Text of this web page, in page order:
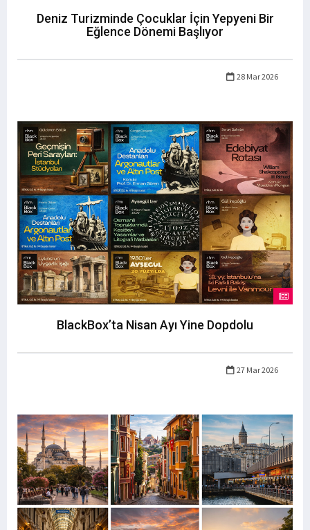
Deniz Turizminde Çocuklar İçin Yepyeni Bir
Eğlence Dönemi Başlıyor
28 Mar 2026
BlackBox’ta Nisan Ayı Yine Dopdolu
27 Mar 2026